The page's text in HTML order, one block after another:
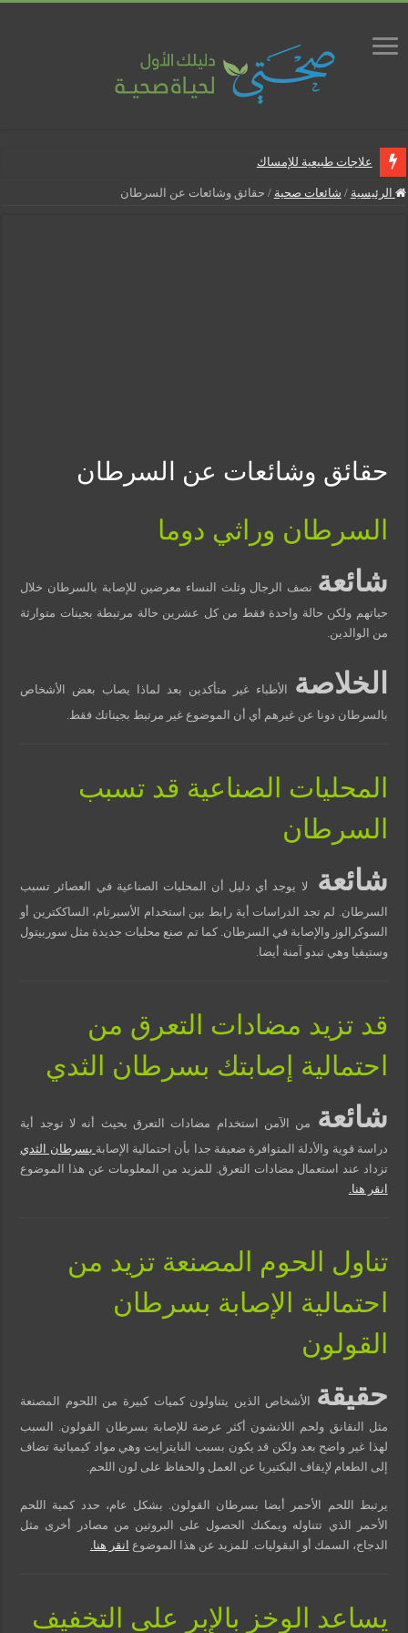
علاجات طبيعية للإمساك
ماذا يجب أن تحتوي صيدلية المنزلالرئيسية / شائعات صحية / حقائق وشائعات عن السرطان
حقائق وشائعات عن السرطان
السرطان وراثي دوما
شائعة نصف الرجال وثلث النساء معرضين للإصابة بالسرطان خلال
حياتهم ولكن حالة واحدة فقط من كل عشرين حالة مرتبطة بجينات متوارثة
من الوالدين.
الخلاصة
الأطباء غير متأكدين بعد لماذا يصاب بعض الأشخاص
بالسرطان دونا عن غيرهم أي أن الموضوع غير مرتبط بجيناتك فقط.
المحليات الصناعية قد تسبب
السرطان
شائعة
لا يوجد أي دليل أن المحليات الصناعية في العصائر تسبب
السرطان. لم تجد الدراسات أية رابط بين استخدام الأسبرتام، الساككترين أو
السوكرالوز والإصابة في السرطان. كما تم صنع محليات جديدة مثل سوربيتول
وستيفيا وهي تبدو آمنة أيضا.
قد تزيد مضادات التعرق من
احتمالية إصابتك بسرطان الثدي
شائعة
من الآمن استخدام مضادات التعرق بحيث أنه لا توجد أية
دراسة قوية والأدلة المتوافرة ضعيفة جدا بأن احتمالية الإصابة بسرطان الثدي
تزداد عند استعمال مضادات التعرق. للمزيد من المعلومات عن هذا الموضوع
انقر هنا.
تناول الحوم المصنعة تزيد من
احتمالية الإصابة بسرطان
القولون
حقيقة
الأشخاص الذين يتناولون كميات كبيرة من اللحوم المصنعة
مثل النقانق ولحم اللانشون أكثر عرضة للإصابة بسرطان القولون. السبب
لهذا غير واضح بعد ولكن قد يكون بسبب النايترايت وهي مواد كيميائية تضاف
إلى الطعام لإيقاف البكتيريا عن العمل والحفاظ على لون اللحم.
يرتبط اللحم الأحمر أيضا بسرطان القولون. بشكل عام، حدد كمية اللحم
الأحمر الذي تتناوله ويمكنك الحصول على البروتين من مصادر أخرى مثل
الدجاج، السمك أو البقوليات. للمزيد عن هذا الموضوع انقر هنا.
يساعد الوخز بالإبر على التخفيف